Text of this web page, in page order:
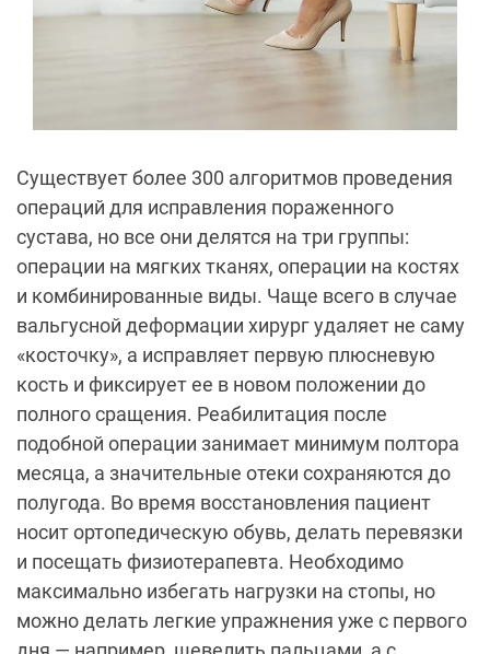
Существует более 300 алгоритмов проведения
операций для исправления пораженного
сустава, но все они делятся на три группы:
операции на мягких тканях, операции на костях
и комбинированные виды. Чаще всего в случае
вальгусной деформации хирург удаляет не саму
«косточку», а исправляет первую плюсневую
кость и фиксирует ее в новом положении до
полного сращения. Реабилитация после
подобной операции занимает минимум полтора
месяца, а значительные отеки сохраняются до
полугода. Во время восстановления пациент
носит ортопедическую обувь, делать перевязки
и посещать физиотерапевта. Необходимо
максимально избегать нагрузки на стопы, но
можно делать легкие упражнения уже с первого